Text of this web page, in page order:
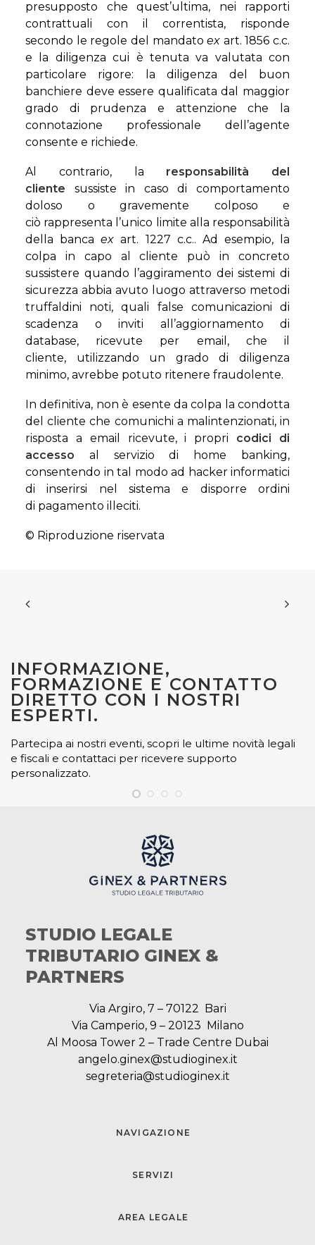
presupposto che quest’ultima, nei rapporti
contrattuali con il correntista, risponde
secondo le regole del mandatoex art. 1856 c.c.
e la diligenza cui è tenuta va valutata con
particolare rigore: la diligenza del buon
banchiere deve essere qualificata dal maggior
grado di prudenza e attenzione che la
connotazione professionale dell’agente
consente e richiede.
Al contrario, la responsabilità del
cliente sussiste in caso di comportamento
doloso o gravemente colposo e
ciò rappresenta l’unico limite alla responsabilità
della bancaex art. 1227 c.c.. Ad esempio, la
colpa in capo al cliente può in concreto
sussistere quando l’aggiramento dei sistemi di
sicurezza abbia avuto luogo attraverso metodi
truffaldini noti, quali false comunicazioni di
scadenza o inviti all’aggiornamento di
database, ricevute per email, che il
cliente, utilizzando un grado di diligenza
minimo, avrebbe potuto ritenere fraudolente.
In definitiva, non è esente da colpa la condotta
del cliente che comunichi a malintenzionati, in
risposta a email ricevute, i propri codici di
accesso al servizio di home banking,
consentendo in tal modo ad hacker informatici
di inserirsi nel sistema e disporre ordini
di pagamento illeciti.
© Riproduzione riservata
INFORMAZIONE,
FORMAZIONE E CONTATTO
DIRETTO CON I NOSTRI
ESPERTI.
Partecipa ai nostri eventi, scopri le ultime novità legali
e fiscali e contattaci per ricevere supporto
personalizzato.
STUDIO LEGALE
TRIBUTARIO GINEX &
PARTNERS
Via Argiro, 7 – 70122 Bari
Via Camperio, 9 – 20123 Milano
Al Moosa Tower 2 – Trade Centre Dubai
angelo.ginex@studioginex.it
segreteria@studioginex.it
NAVIGAZIONE
SERVIZI
AREA LEGALE